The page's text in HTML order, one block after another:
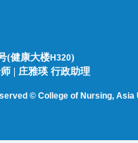
(健康大楼H320)
| 庄雅瑛 行政助理
© College of Nursing, Asia